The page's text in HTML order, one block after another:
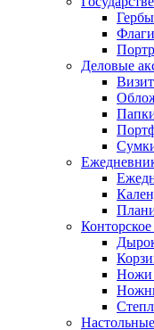
Гербы
Флаги
Деловые
Ножи